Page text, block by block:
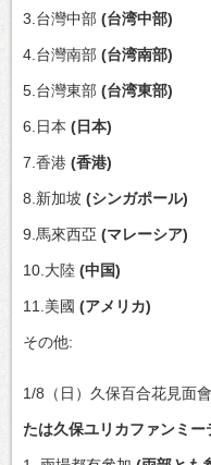
3.台灣中部 (台湾中部)
4.台灣南部 (台湾南部)
5.台灣東部 (台湾東部)
6.日本 (日本)
7.香港 (香港)
8.新加坡 (シンガポール)
9.馬來西亞 (マレーシア)
10.大陸 (中国)
11.美國 (アメリカ)
その他:
1/8（日）久保百合花見面
たは久保ユリカファンミ